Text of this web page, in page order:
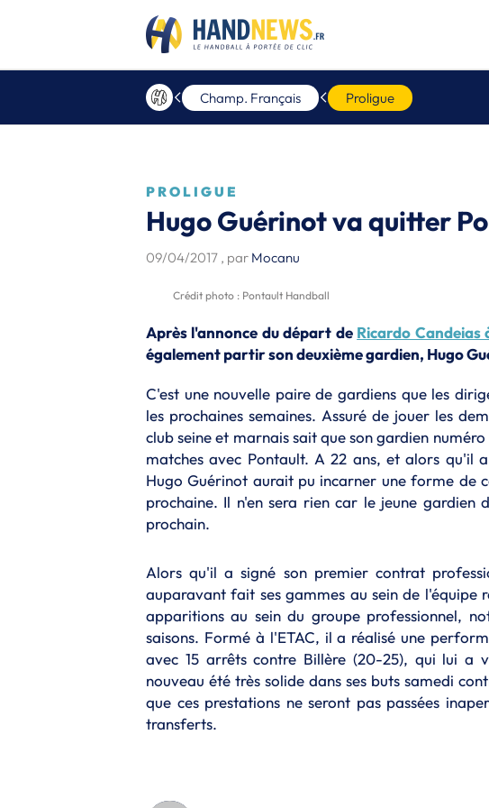
Champ. Français Proligue
PROLIGUE
Hugo Guérinot va quitter
09/04/2017 , par Mocanu
Crédit photo : Pontault Handball
Après l'annonce du départ de Ricardo Candeias
également partir son deuxième gardien, Hugo
C'est une nouvelle paire de gardiens que les
les prochaines semaines. Assuré de jouer les
club seine et marnais sait que son gardien
matches avec Pontault. A 22 ans, et alors qu'il
Hugo Guérinot aurait pu incarner une forme de
prochaine. Il n'en sera rien car le jeune gardien
prochain.
Alors qu'il a signé son premier contrat
auparavant fait ses gammes au sein de l'équipe
apparitions au sein du groupe professionnel,
saisons. Formé à l'ETAC, il a réalisé une
avec 15 arrêts contre Billère (20-25), qui lui a
nouveau été très solide dans ses buts samedi
que ces prestations ne seront pas passées
transferts.